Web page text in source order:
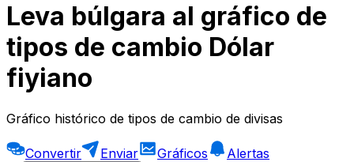
Leva búlgara al gráfico de
tipos de cambio Dólar
fiyiano
Gráfico histórico de tipos de cambio de divisas
Convertir Enviar Gráficos
Alertas